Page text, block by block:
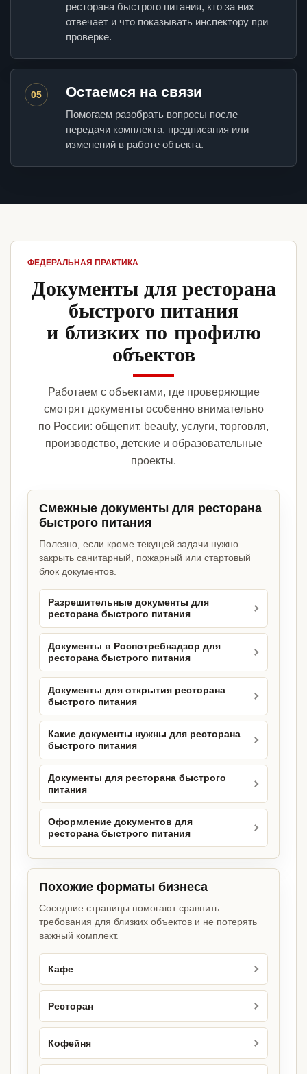
ресторана быстрого питания, кто за них
отвечает и что показывать инспектору при
проверке.
05 Остаемся на связи
Помогаем разобрать вопросы после
передачи комплекта, предписания или
изменений в работе объекта.
ФЕДЕРАЛЬНАЯ ПРАКТИКА
Документы для ресторана
быстрого питания
и близких по профилю
объектов
Работаем с объектами, где проверяющие
смотрят документы особенно внимательно
по России: общепит, beauty, услуги, торговля,
производство, детские и образовательные
проекты.
Смежные документы для ресторана
быстрого питания
Полезно, если кроме текущей задачи нужно
закрыть санитарный, пожарный или стартовый
блок документов.
Разрешительные документы для
ресторана быстрого питания
Документы в Роспотребнадзор для
ресторана быстрого питания
Документы для открытия ресторана
быстрого питания
Какие документы нужны для ресторана
быстрого питания
Документы для ресторана быстрого
питания
Оформление документов для
ресторана быстрого питания
Похожие форматы бизнеса
Соседние страницы помогают сравнить
требования для близких объектов и не потерять
важный комплект.
Кафе
Ресторан
Кофейня